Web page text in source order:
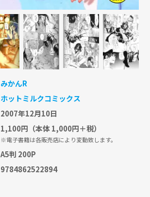
みかんR
ホットミルクコミックス
2007年12月10日
1,100円 （本体 1,000円＋税）
※電子書籍は各販売店により変動致します。
A5判 200P
9784862522894